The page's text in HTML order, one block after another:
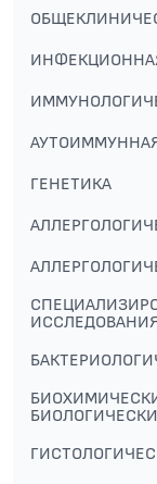
ГЕНЕТИКА